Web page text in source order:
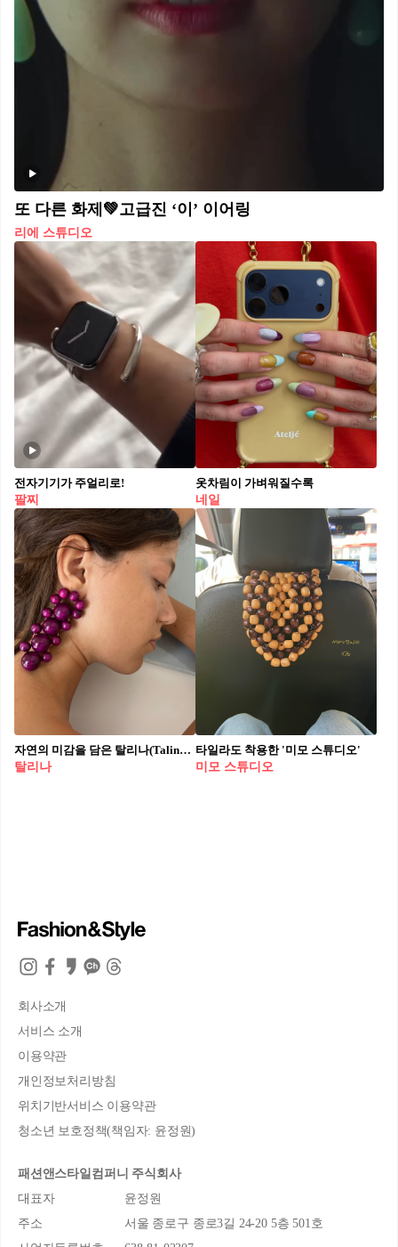
또 다른 화제💚고급진 ‘이’ 이어링
리에 스튜디오
전자기기가 주얼리로!
팔찌
옷차림이 가벼워질수록
네일
자연의 미감을 담은 탈리나(Talina)🫧
탈리나
타일라도 착용한 '미모 스튜디오'
미모 스튜디오
회사소개
서비스 소개
이용약관
개인정보처리방침
위치기반서비스 이용약관
청소년 보호정책(책임자: 윤정원)
패션앤스타일컴퍼니 주식회사
대표자
윤정원
주소
서울 종로구 종로3길 24-20 5층 501호